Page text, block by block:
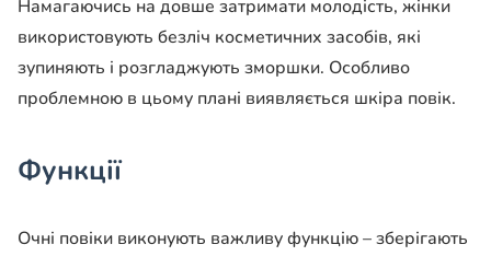
Намагаючись на довше затримати молодість, жінки
використовують безліч косметичних засобів, які
зупиняють і розгладжують зморшки. Особливо
проблемною в цьому плані виявляється шкіра повік.
Функції
Очні повіки виконують важливу функцію – зберігають